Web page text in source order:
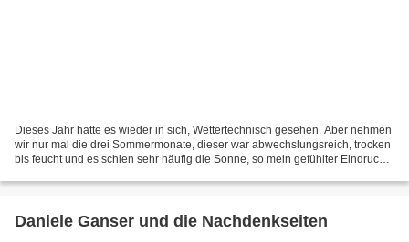
Dieses Jahr hatte es wieder in sich, Wettertechnisch gesehen. Aber nehmen
wir nur mal die drei Sommermonate, dieser war abwechslungsreich, trocken
bis feucht und es schien sehr häufig die Sonne, so mein gefühlter Eindruck.
Daniele Ganser und die Nachdenkseiten